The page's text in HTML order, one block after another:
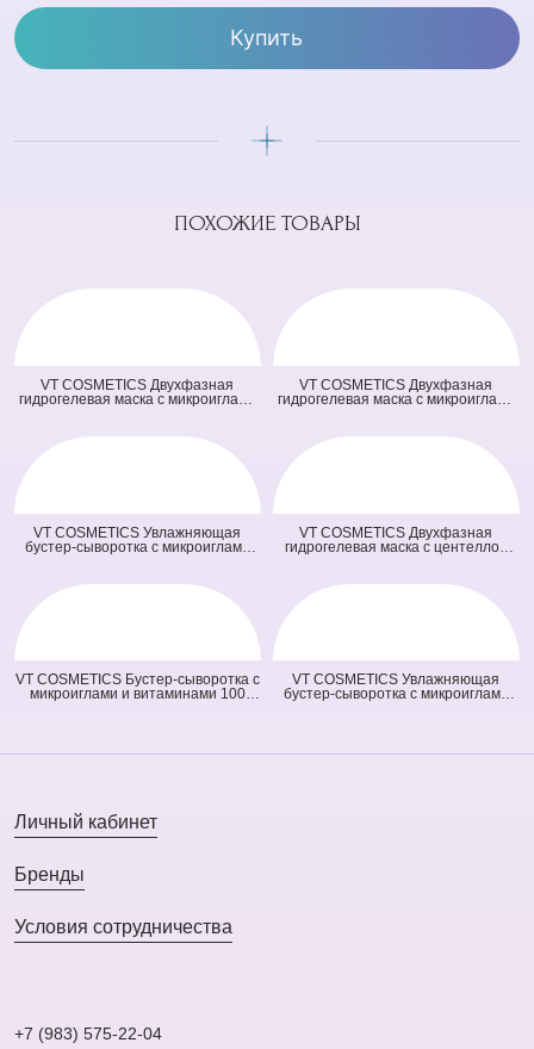
Купить
ПОХОЖИЕ ТОВАРЫ
VT COSMETICS Двухфазная
гидрогелевая маска с микроиглами
(оранжевая) (33 гр + 1,5 гр)
VT COSMETICS Двухфазная
гидрогелевая маска с микроиглами
зеленая) (33 гр + 1,5 гр)
VT COSMETICS Увлажняющая
бустер-сыворотка с микроиглами
VT COSMETICS Двухфазная
гидрогелевая маска с центеллой
гр)
VT COSMETICS Бустер-сыворотка с
микроиглами и витаминами 100
VT COSMETICS Увлажняющая
бустер-сыворотка с микроиглами
Личный кабинет
Бренды
Условия сотрудничества
+7 (983) 575-22-04